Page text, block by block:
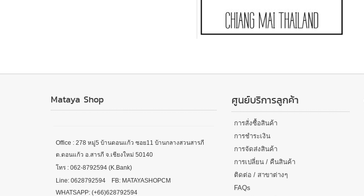
Mataya Shop
Office : 278 หมู่5 บ้านดอนแก้ว ซอย11 บ้านกลางสวนสารภี
ต.ดอนแก้ว อ.สารภี จ.เชียงใหม่ 50140
โทร : 062-8792594 (K.Bank)
Line: 0628792594 FB: MATAYASHOPCM
WHATSAPP: (+66)628792594
ศูนย์บริการลูกค้า
การสั่งซื้อสินค้า
การชำระเงิน
การจัดส่งสินค้า
การเปลี่ยน / คืนสินค้า
ติดต่อ / สาขาต่างๆ
FAQs